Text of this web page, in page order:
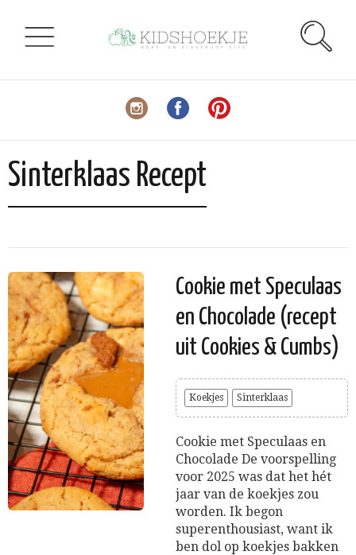
Sinterklaas Recept
Cookie met Speculaas
en Chocolade (recept
uit Cookies & Cumbs)
Koekjes Sinterklaas
Cookie met Speculaas en
Chocolade De voorspelling
voor 2025 was dat het hét
jaar van de koekjes zou
worden. Ik begon
superenthousiast, want ik
ben dol op koekjes bakken